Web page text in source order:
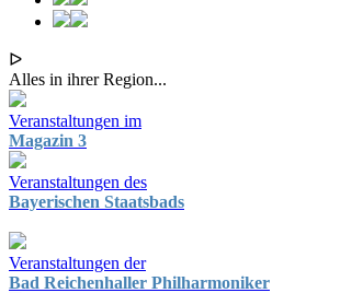
ᐅ
Alles in ihrer Region...
Veranstaltungen im
Magazin 3
Veranstaltungen des
Bayerischen Staatsbads
Veranstaltungen der
Bad Reichenhaller Philharmoniker